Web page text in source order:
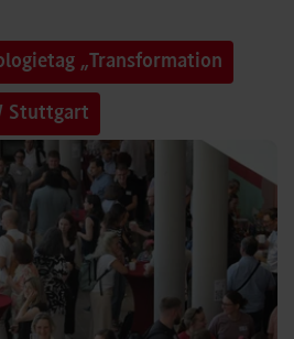
„Transformation
Stuttgart